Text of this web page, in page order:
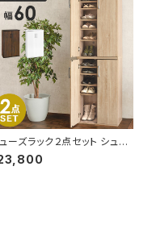
ーズラック２点セット シュー
ックス 下駄箱 靴箱 玄関収
新生活 模様替え 幅60